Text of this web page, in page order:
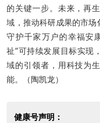
的关键一步。未来，再
域，推动科研成果的市
守护千家万户的幸福安
祉”可持续发展目标实现
域的引领者，用科技为
能。（陶凯龙）
健康号声明：